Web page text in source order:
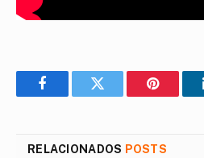
FacebookTwitter Pinterest
RELACIONADOS POSTS